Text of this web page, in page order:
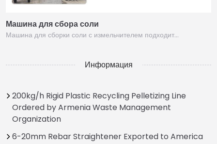
Машина для сбора соли
Машина для сборки соли с измельчителем подходит…
Информация
200kg/h Rigid Plastic Recycling Pelletizing Line
Ordered by Armenia Waste Management
Organization
6-20mm Rebar Straightener Exported to America